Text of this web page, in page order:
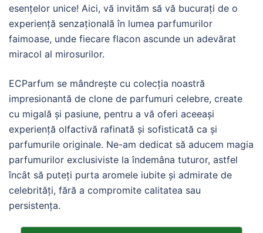
esențelor unice! Aici, vă invităm să vă bucurați de o
experiență senzațională în lumea parfumurilor
faimoase, unde fiecare flacon ascunde un adevărat
miracol al mirosurilor.
ECParfum se mândrește cu colecția noastră
impresionantă de clone de parfumuri celebre, create
cu migală și pasiune, pentru a vă oferi aceeași
experiență olfactivă rafinată și sofisticată ca și
parfumurile originale. Ne-am dedicat să aducem magia
parfumurilor exclusiviste la îndemâna tuturor, astfel
încât să puteți purta aromele iubite și admirate de
celebrități, fără a compromite calitatea sau
persistența.